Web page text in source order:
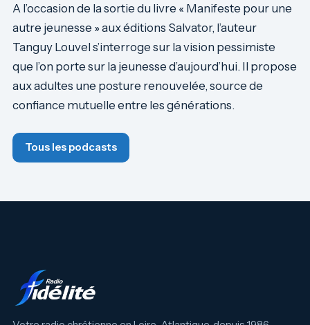
A l’occasion de la sortie du livre « Manifeste pour une
autre jeunesse » aux éditions Salvator, l’auteur
Tanguy Louvel s’interroge sur la vision pessimiste
que l’on porte sur la jeunesse d’aujourd’hui. Il propose
aux adultes une posture renouvelée, source de
confiance mutuelle entre les générations.
Tous les podcasts